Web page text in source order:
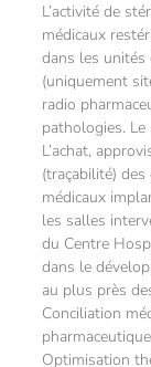
L’activité de
médicaux
dans les unités
(uniquement
radio
pathologies.
L’achat,
(traçabilité)
médicaux
les salles
du Centre
dans le
au plus près
Conciliation
Optimisation